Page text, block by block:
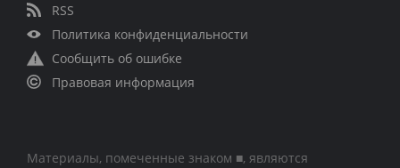
RSS
Политика конфиденциальности
Сообщить об ошибке
Правовая информация
Материалы, помеченные знаком ■, являются